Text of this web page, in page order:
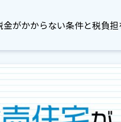
がかからない条件と税負担